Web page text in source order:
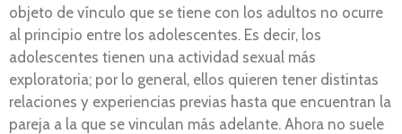
objeto de vínculo que se tiene con los adultos no ocurre
al principio entre los adolescentes. Es decir, los
adolescentes tienen una actividad sexual más
exploratoria; por lo general, ellos quieren tener distintas
relaciones y experiencias previas hasta que encuentran la
pareja a la que se vinculan más adelante. Ahora no suele